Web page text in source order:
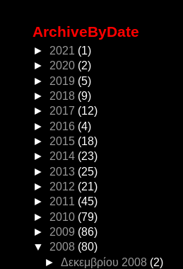
ArchiveByDate
► 2021 (1)
► 2020 (2)
► 2019 (5)
► 2018 (9)
► 2017 (12)
► 2016 (4)
► 2015 (18)
► 2014 (23)
► 2013 (25)
► 2012 (21)
► 2011 (45)
► 2010 (79)
► 2009 (86)
▼ 2008 (80)
► Δεκεμβρίου 2008 (2)